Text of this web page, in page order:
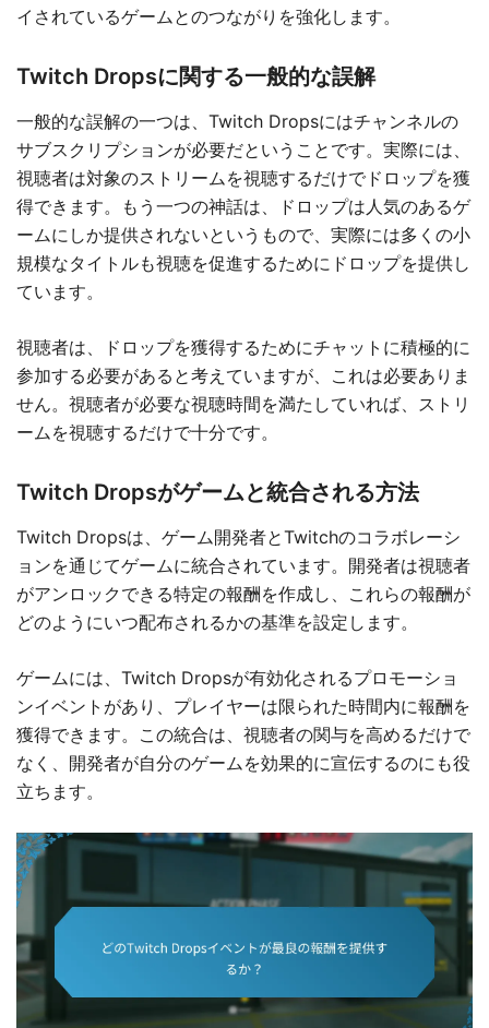
イされているゲームとのつながりを強化します。
Twitch Dropsに関する一般的な誤解
一般的な誤解の一つは、Twitch Dropsにはチャンネルの
サブスクリプションが必要だということです。実際には、
視聴者は対象のストリームを視聴するだけでドロップを獲
得できます。もう一つの神話は、ドロップは人気のあるゲ
ームにしか提供されないというもので、実際には多くの小
規模なタイトルも視聴を促進するためにドロップを提供し
ています。
視聴者は、ドロップを獲得するためにチャットに積極的に
参加する必要があると考えていますが、これは必要ありま
せん。視聴者が必要な視聴時間を満たしていれば、ストリ
ームを視聴するだけで十分です。
Twitch Dropsがゲームと統合される方法
Twitch Dropsは、ゲーム開発者とTwitchのコラボレーシ
ョンを通じてゲームに統合されています。開発者は視聴者
がアンロックできる特定の報酬を作成し、これらの報酬が
どのようにいつ配布されるかの基準を設定します。
ゲームには、Twitch Dropsが有効化されるプロモーショ
ンイベントがあり、プレイヤーは限られた時間内に報酬を
獲得できます。この統合は、視聴者の関与を高めるだけで
なく、開発者が自分のゲームを効果的に宣伝するのにも役
立ちます。